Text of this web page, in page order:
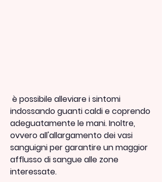
indossando guanti caldi e coprendo
adeguatamente le mani. Inoltre,
ovvero all'allargamento dei vasi
sanguigni per garantire un maggior
afflusso di sangue alle zone
interessate.